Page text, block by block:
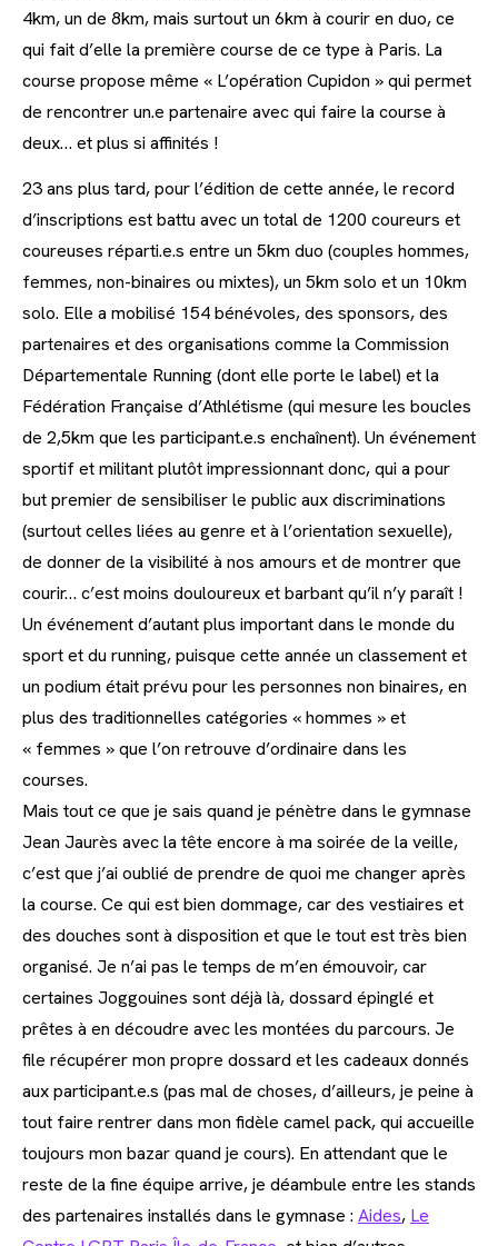
4km, un de 8km, mais surtout un 6km à courir en duo, ce
qui fait d’elle la première course de ce type à Paris. La
course propose même « L’opération Cupidon » qui permet
de rencontrer un.e partenaire avec qui faire la course à
deux… et plus si affinités !
23 ans plus tard, pour l’édition de cette année, le record
d’inscriptions est battu avec un total de 1200 coureurs et
coureuses réparti.e.s entre un 5km duo (couples hommes,
femmes, non-binaires ou mixtes), un 5km solo et un 10km
solo. Elle a mobilisé 154 bénévoles, des sponsors, des
partenaires et des organisations comme la Commission
Départementale Running (dont elle porte le label) et la
Fédération Française d’Athlétisme (qui mesure les boucles
de 2,5km que les participant.e.s enchaînent). Un événement
sportif et militant plutôt impressionnant donc, qui a pour
but premier de sensibiliser le public aux discriminations
(surtout celles liées au genre et à l’orientation sexuelle),
de donner de la visibilité à nos amours et de montrer que
courir… c’est moins douloureux et barbant qu’il n’y paraît !
Un événement d’autant plus important dans le monde du
sport et du running, puisque cette année un classement et
un podium était prévu pour les personnes non binaires, en
plus des traditionnelles catégories « hommes » et
« femmes » que l’on retrouve d’ordinaire dans les
courses.
Mais tout ce que je sais quand je pénètre dans le gymnase
Jean Jaurès avec la tête encore à ma soirée de la veille,
c’est que j’ai oublié de prendre de quoi me changer après
la course. Ce qui est bien dommage, car des vestiaires et
des douches sont à disposition et que le tout est très bien
organisé. Je n’ai pas le temps de m’en émouvoir, car
certaines Joggouines sont déjà là, dossard épinglé et
prêtes à en découdre avec les montées du parcours. Je
file récupérer mon propre dossard et les cadeaux donnés
aux participant.e.s (pas mal de choses, d’ailleurs, je peine à
tout faire rentrer dans mon fidèle camel pack, qui accueille
toujours mon bazar quand je cours). En attendant que le
reste de la fine équipe arrive, je déambule entre les stands
des partenaires installés dans le gymnase : Aides, Le